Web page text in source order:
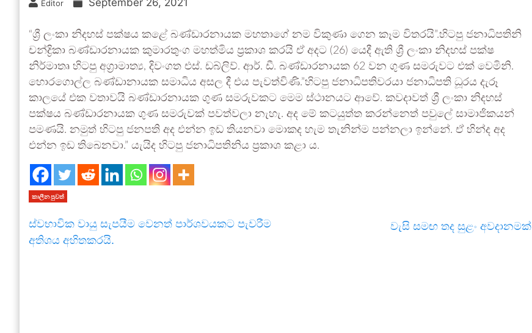
Editor September 26, 2021
“ශ්‍රී ලංකා නිදහස් පක්ෂය කළේ බණ්ඩාරනායක මහතාගේ නම විකුණා ගෙන කෑම විතරයි”.හිටපු ජනාධිපතිනි
චන්ද්‍රිකා බණ්ඩාරනායක කුමාරතුංග මහත්මිය ප්‍රකාශ කරයි ඒ අදට (26) යෙදී ඇති ශ්‍රී ලංකා නිදහස් පක්ෂ
නිර්මාතෘ හිටපු අග්‍රාමාත්‍ය, දිවංගත එස්. ඩබ්ලිව්. ආර්. ඩී. බණ්ඩාරනායක 62 වන ගුණ සමරුවට එක් වෙමිනි.
හොරගොල්ල බණ්ඩානායක සමාධිය අසල දී එය පැවත්විණි.”හිටපු ජනාධිපතිවරයා ජනාධිපති ධූරය දැරූ
කාලයේ එක වතාවයි බණ්ඩාරනායක ගුණ සමරුවකට මෙම ස්ථානයට ආවේ. කවදාවත් ශ්‍රී ලංකා නිදහස්
පක්ෂය බණ්ඩාරනායක ගුණ සමරුවක් පවත්වලා නැහැ. අද මේ කටයුත්ත කරන්නෙත් පවුලේ සාමාජිකයන්
පමණයි. නමුත් හිටපු ජනපති අද එන්න ඉඩ තියනවා මොකද හැම තැනින්ම පන්නලා ඉන්නේ. ඒ හින්ද අද
එන්න ඉඩ තිබෙනවා.” යැයිද හිටපු ජනාධිපතිනිය ප්‍රකාශ කළා ය.
කාලීන පුවත්
ස්වභාවික වායු සැපයීම වෙනත් පාර්ශවයකට පැවරීම
අතිශය අහිතකරයි.
වැසි සමඟ තද සුළං අවදානමක්